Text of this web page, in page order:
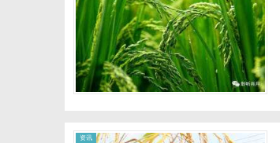
资讯